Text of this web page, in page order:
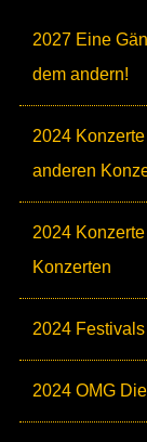
2027 Eine
dem andern!
2024
anderen
2024
Konzerten
2024 Festivals
2024 OMG